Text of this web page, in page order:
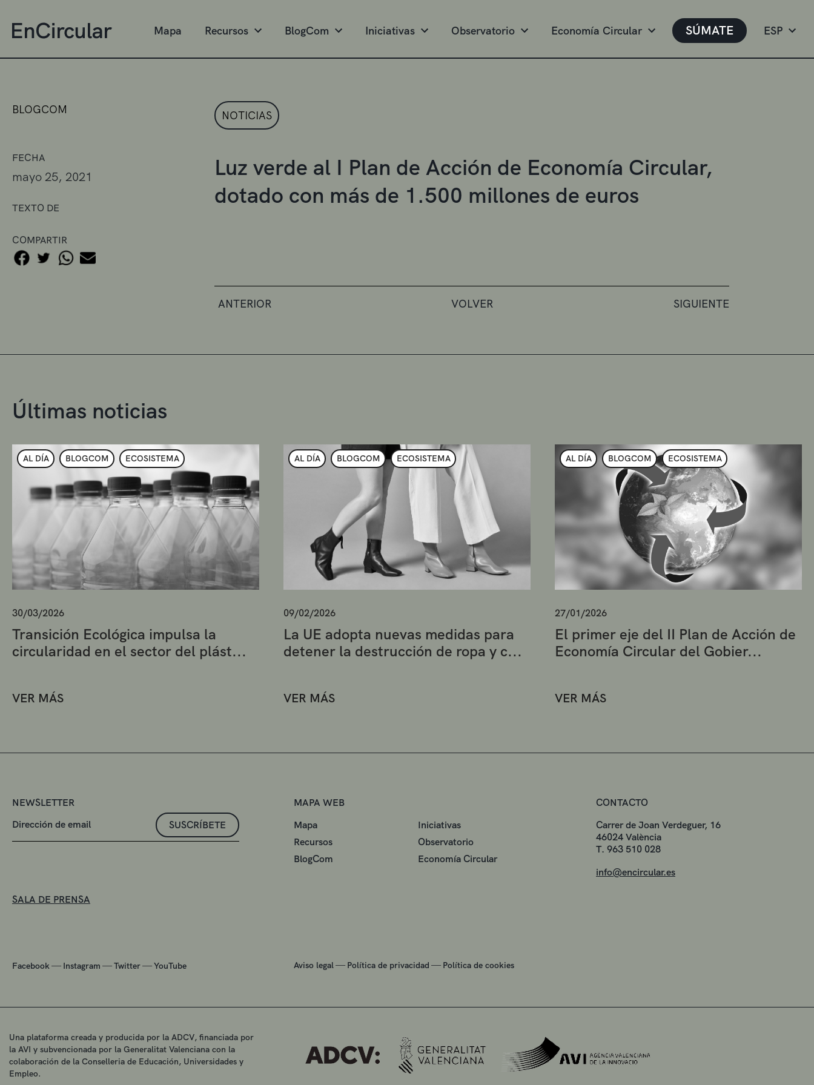
Mapa Recursos BlogCom Iniciativas Observatorio Economía Circular SÚMATE ESP
BLOGCOM
FECHA
mayo 25, 2021
TEXTO DE
COMPARTIR
NOTICIAS
Luz verde al I Plan de Acción de Economía Circular,
dotado con más de 1.500 millones de euros
ANTERIOR VOLVER SIGUIENTE
Últimas noticias
AL DÍA BLOGCOM ECOSISTEMA
30/03/2026
Transición Ecológica impulsa la
circularidad en el sector del plást...
VER MÁS
AL DÍA BLOGCOM ECOSISTEMA
09/02/2026
La UE adopta nuevas medidas para
detener la destrucción de ropa y c...
VER MÁS
AL DÍA BLOGCOM ECOSISTEMA
27/01/2026
El primer eje del II Plan de Acción de
Economía Circular del Gobier...
VER MÁS
NEWSLETTER
SUSCRÍBETE
SALA DE PRENSA
Facebook — Instagram —Twitter—YouTube
MAPA WEB
Mapa
Iniciativas
Recursos
Observatorio
BlogCom
Economía Circular
Aviso legal — Política de privacidad — Política de cookies
CONTACTO
Carrer de Joan Verdeguer, 16
46024 València
T. 963 510 028
info@encircular.es
Una plataforma creada y producida por la ADCV, financiada por
la AVI y subvencionada por la Generalitat Valenciana con la
colaboración de la Conselleria de Educación, Universidades y
Empleo.